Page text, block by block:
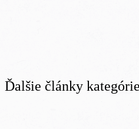
Ďalšie články